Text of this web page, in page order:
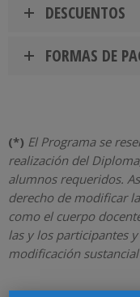
DESCUENTOS
FORMAS DE
(*) El Programa se
realización del
alumnos requeridos.
derecho de modificar
como el cuerpo
las y los participantes
modificación